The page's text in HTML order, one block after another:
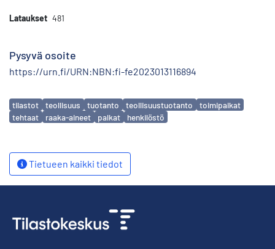
Lataukset 481
Pysyvä osoite
https://urn.fi/URN:NBN:fi-fe2023013116894
Avainsanat
tilastot teollisuus tuotanto teollisuustuotanto
toimipaikat
tehtaat
raaka-aineet palkat henkilöstö
Tietueen kaikki tiedot